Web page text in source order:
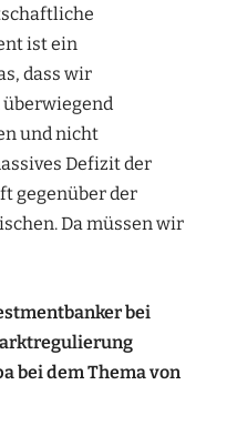
ist ein
dass wir
und nicht
Defizit der
gegenüber der
Da müssen wir
bei
bei dem Thema von